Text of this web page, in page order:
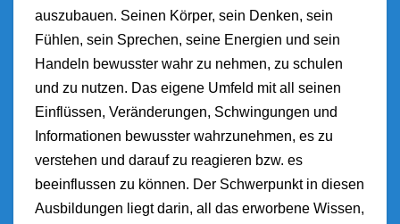
auszubauen. Seinen Körper, sein Denken, sein
Fühlen, sein Sprechen, seine Energien und sein
Handeln bewusster wahr zu nehmen, zu schulen
und zu nutzen. Das eigene Umfeld mit all seinen
Einflüssen, Veränderungen, Schwingungen und
Informationen bewusster wahrzunehmen, es zu
verstehen und darauf zu reagieren bzw. es
beeinflussen zu können. Der Schwerpunkt in diesen
Ausbildungen liegt darin, all das erworbene Wissen,